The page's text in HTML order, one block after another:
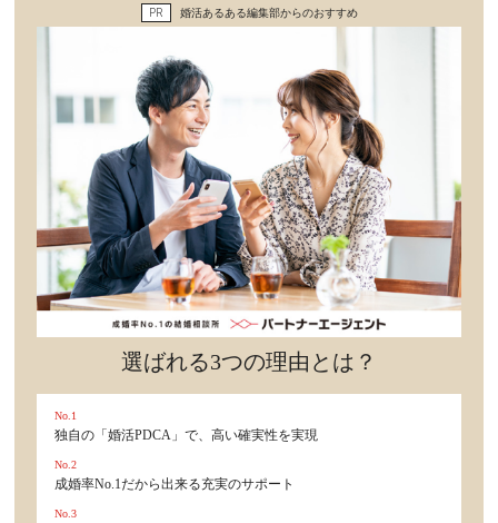
不倫・だめ男
カルチャー・トレンド・芸能
驚き
PR 婚活あるある編集部からのおすすめ
選ばれる3つの理由とは？
No.1
独自の「婚活PDCA」で、高い確実性を実現
No.2
成婚率No.1だから出来る充実のサポート
No.3